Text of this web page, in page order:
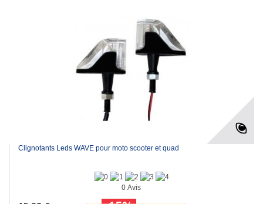
Clignotants Leds WAVE pour moto scooter et quad
0 Avis